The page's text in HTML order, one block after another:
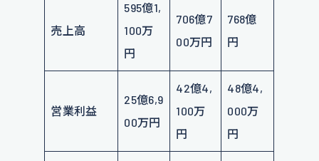
売上高
595億1,
100万
円
706億7
00万円
768億
円
営業利益
25億6,9
00万円
42億4,
100万
円
48億4,
000万
円